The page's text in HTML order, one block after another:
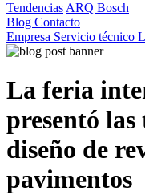
Tendencias ARQ Bosch
Blog Contacto
Empresa Servicio técnico
La feria
presentó las
diseño de
pavimentos